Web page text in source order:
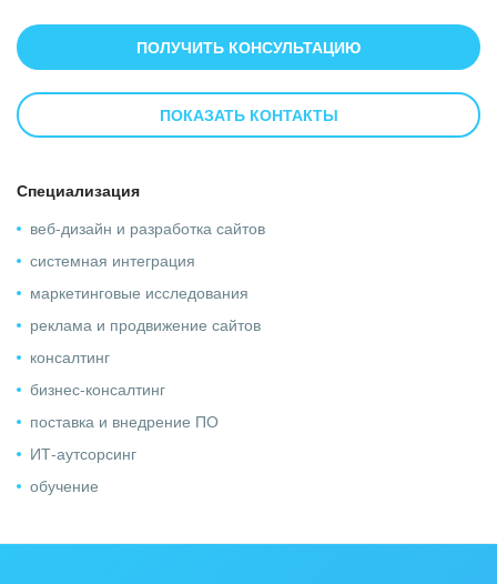
• обучение и внедрение изменений в работу компании
• построение лидогенерации (лендинги, CRM, интернет-
реклама, сквозная аналитика)
ПОЛУЧИТЬ КОНСУЛЬТАЦИЮ
ПОКАЗАТЬ КОНТАКТЫ
Специализация
веб-дизайн и разработка сайтов
системная интеграция
маркетинговые исследования
реклама и продвижение сайтов
консалтинг
бизнес-консалтинг
поставка и внедрение ПО
ИТ-аутсорсинг
обучение